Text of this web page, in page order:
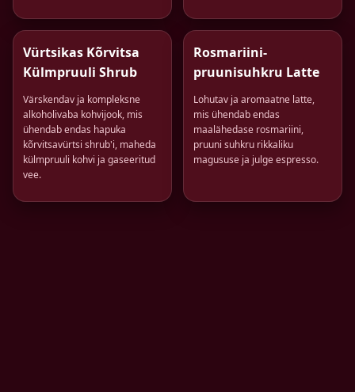
Vürtsikas Kõrvitsa
Külmpruuli Shrub
Värskendav ja kompleksne
alkoholivaba kohvijook, mis
ühendab endas hapuka
kõrvitsavürtsi shrub'i, maheda
külmpruuli kohvi ja gaseeritud
vee.
Rosmariini-
pruunisuhkru Latte
Lohutav ja aromaatne latte,
mis ühendab endas
maalähedase rosmariini,
pruuni suhkru rikkaliku
magususe ja julge espresso.